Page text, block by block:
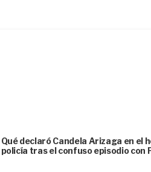
Qué declaró Candela Arizaga en el
policía tras el confuso episodio con